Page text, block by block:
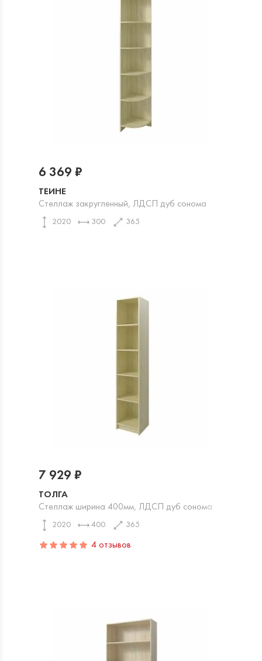
ТЕИНЕ
Стеллаж закругленный, ЛДСП дуб сонома
2020 300 365
6 369 ₽
ТОЛГА
Стеллаж ширина 400мм, ЛДСП дуб сонома
2020 400 365
7 929 ₽
4 отзывов